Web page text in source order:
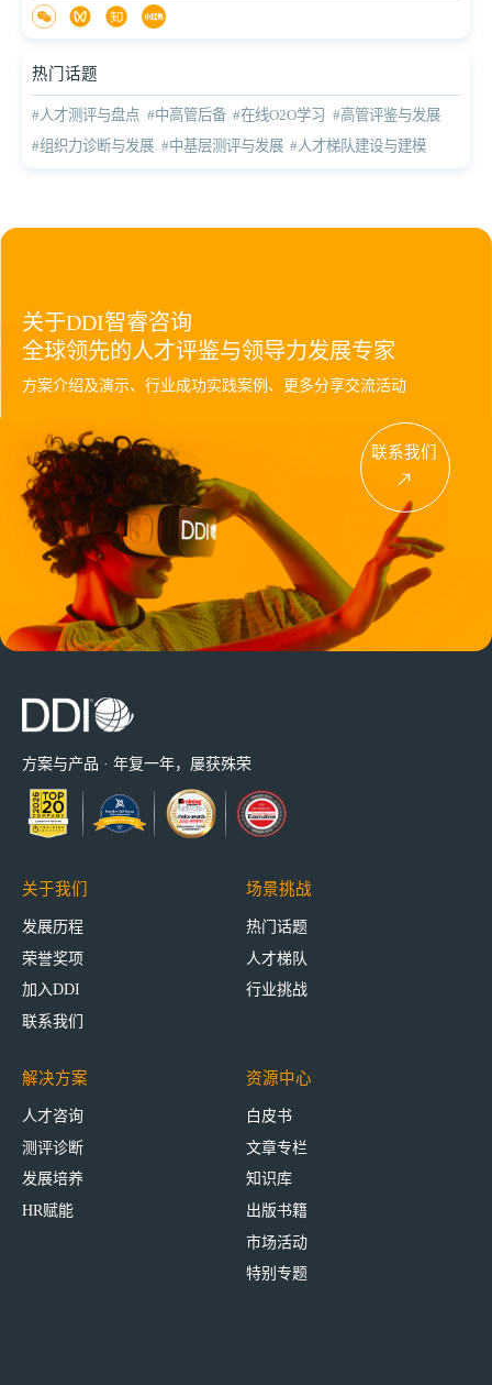
热门话题
#人才测评与盘点 #中高管后备 #在线O2O学习 #高管评鉴与发展
#组织力诊断与发展 #中基层测评与发展 #人才梯队建设与建模
关于DDI智睿咨询
全球领先的人才评鉴与领导力发展专家
方案介绍及演示、行业成功实践案例、更多分享交流活动
联系我们
方案与产品 · 年复一年，屡获殊荣
关于我们
发展历程
荣誉奖项
加入DDI
联系我们
场景挑战
热门话题
人才梯队
行业挑战
解决方案
人才咨询
测评诊断
发展培养
HR赋能
资源中心
白皮书
文章专栏
知识库
出版书籍
市场活动
特别专题